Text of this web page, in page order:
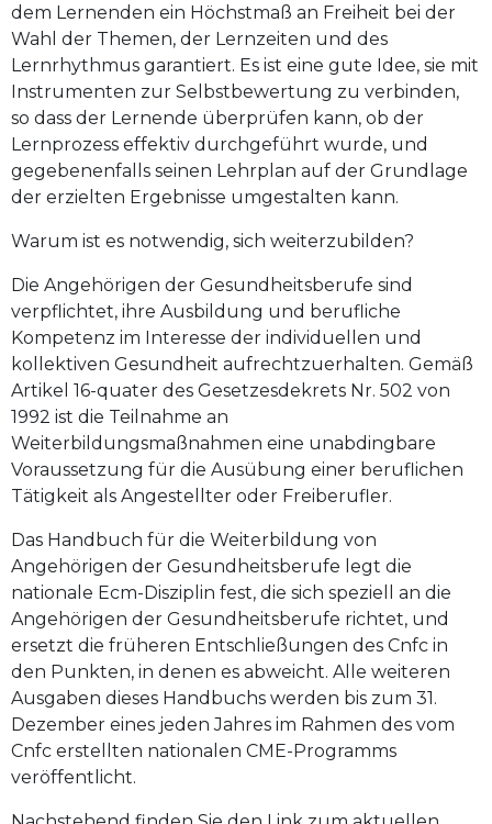
dem Lernenden ein Höchstmaß an Freiheit bei der
Wahl der Themen, der Lernzeiten und des
Lernrhythmus garantiert. Es ist eine gute Idee, sie mit
Instrumenten zur Selbstbewertung zu verbinden,
so dass der Lernende überprüfen kann, ob der
Lernprozess effektiv durchgeführt wurde, und
gegebenenfalls seinen Lehrplan auf der Grundlage
der erzielten Ergebnisse umgestalten kann.
Warum ist es notwendig, sich weiterzubilden?
Die Angehörigen der Gesundheitsberufe sind
verpflichtet, ihre Ausbildung und berufliche
Kompetenz im Interesse der individuellen und
kollektiven Gesundheit aufrechtzuerhalten. Gemäß
Artikel 16-quater des Gesetzesdekrets Nr. 502 von
1992 ist die Teilnahme an
Weiterbildungsmaßnahmen eine unabdingbare
Voraussetzung für die Ausübung einer beruflichen
Tätigkeit als Angestellter oder Freiberufler.
Das Handbuch für die Weiterbildung von
Angehörigen der Gesundheitsberufe legt die
nationale Ecm-Disziplin fest, die sich speziell an die
Angehörigen der Gesundheitsberufe richtet, und
ersetzt die früheren Entschließungen des Cnfc in
den Punkten, in denen es abweicht. Alle weiteren
Ausgaben dieses Handbuchs werden bis zum 31.
Dezember eines jeden Jahres im Rahmen des vom
Cnfc erstellten nationalen CME-Programms
veröffentlicht.